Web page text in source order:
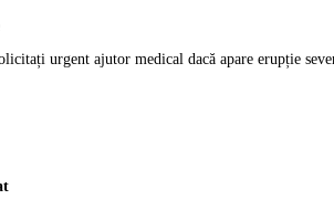
urgent ajutor medical dacă apare erupție